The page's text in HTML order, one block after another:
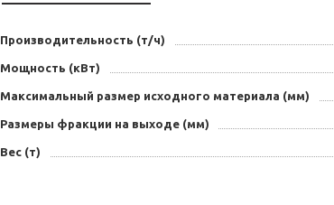
Производительность (т/ч)
Мощность (кВт)
Максимальный размер исходного материала (мм)
Размеры фракции на выходе (мм)
Вес (т)